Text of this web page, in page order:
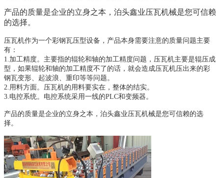
产品的质量是企业的立身之本，泊头鑫业压瓦机械是您可信赖
的选择。
压瓦机作为一个彩钢瓦压型设备，产品本身需要注意的质量问题主要
有：
1.加工精度。主要指的辊轮和轴的加工精度问题，压瓦机主要是辊压成
型，如果辊轮和轴的加工精度不了的话，就会造成压瓦机压出来的彩
钢瓦变形、起波浪、重印等等问题。
2.用料方面。压瓦机的用料要实在，整体的结实。
3.电控系统。电控系统采用一线的PLC和变频器。
产品的质量是企业的立身之本，泊头鑫业压瓦机械是您可信赖的选
择。